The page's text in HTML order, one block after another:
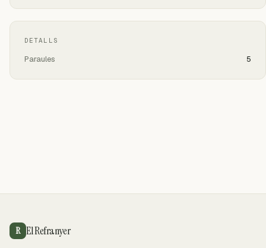
DETALLS
Paraules 5
R El Refranyer